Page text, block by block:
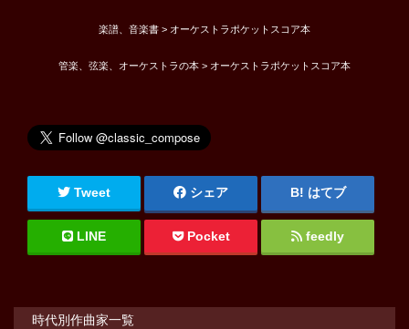
楽譜、音楽書 > オーケストラポケットスコア本
管楽、弦楽、オーケストラの本 > オーケストラポケットスコア本
Tweet シェア はてブ
LINE Pocket feedly
時代別作曲家一覧